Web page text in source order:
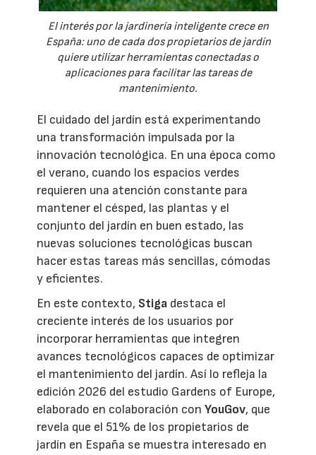
El interés por la jardinería inteligente crece en
España: uno de cada dos propietarios de jardín
quiere utilizar herramientas conectadas o
aplicaciones para facilitar las tareas de
mantenimiento.
El cuidado del jardín está experimentando
una transformación impulsada por la
innovación tecnológica. En una época como
el verano, cuando los espacios verdes
requieren una atención constante para
mantener el césped, las plantas y el
conjunto del jardín en buen estado, las
nuevas soluciones tecnológicas buscan
hacer estas tareas más sencillas, cómodas
y eficientes.
En este contexto, Stiga destaca el
creciente interés de los usuarios por
incorporar herramientas que integren
avances tecnológicos capaces de optimizar
el mantenimiento del jardín. Así lo refleja la
edición 2026 del estudio Gardens of Europe,
elaborado en colaboración conYouGov, que
revela que el 51% de los propietarios de
jardín en España se muestra interesado en